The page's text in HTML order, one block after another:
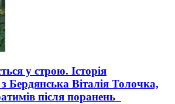
у строю. Історія
Бердянська Віталія Толочка,
після поранень